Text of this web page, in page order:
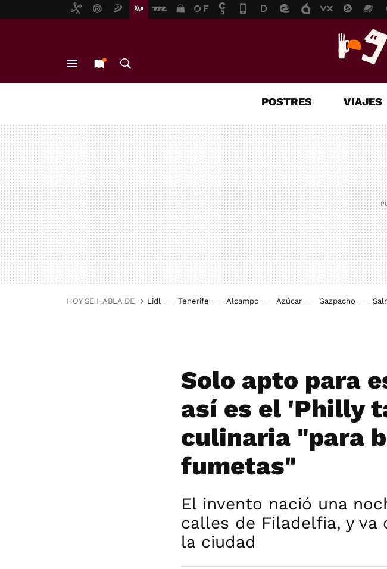
POSTRES VIAJES
HOY SE HABLA DE Lidl Tenerife Alcampo Azúcar Gazpacho
Solo apto para
así es el 'Philly
culinaria "para
fumetas"
El invento nació una
calles de Filadelfia, y va
la ciudad